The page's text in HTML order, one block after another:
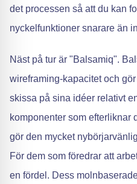
det processen så att du kan
nyckelfunktioner snarare än
Näst på tur är "Balsamiq".
wireframing-kapacitet och
skissa på sina idéer relativt
komponenter som efterliknar
gör den mycket
För dem som föredrar att
en fördel. Dess